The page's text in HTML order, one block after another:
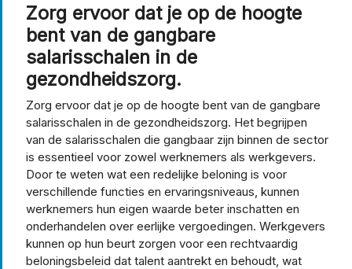
Zorg ervoor dat je op de hoogte
bent van de gangbare
salarisschalen in de
gezondheidszorg.
Zorg ervoor dat je op de hoogte bent van de gangbare
salarisschalen in de gezondheidszorg. Het begrijpen
van de salarisschalen die gangbaar zijn binnen de sector
is essentieel voor zowel werknemers als werkgevers.
Door te weten wat een redelijke beloning is voor
verschillende functies en ervaringsniveaus, kunnen
werknemers hun eigen waarde beter inschatten en
onderhandelen over eerlijke vergoedingen. Werkgevers
kunnen op hun beurt zorgen voor een rechtvaardig
beloningsbeleid dat talent aantrekt en behoudt, wat